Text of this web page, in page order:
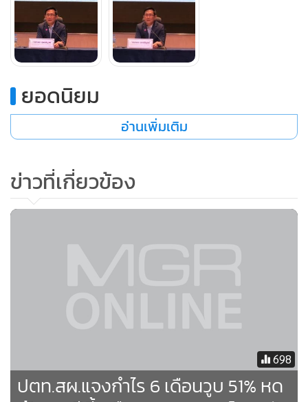
ราว 1 แสนกว่าล้านบาทหลังจากออกหุ้นกู้ก่อนหน้านี้ราว 5.7 หมี่
นล้านบาท เพียงพอต่อการลงทุน
การดำเนินธุรกิจเพื่อสร้างการเติบโตที่มั่นคง และยั่งยืน ช่วยขับ
เคลื่อนเศรษฐกิจของไทย รองรับการเปลี่ยนแปลงที่จะเกิดเป็น
Next normal ทั้งธุรกิจปัจจุบันและโอกาสการลงทุนในธุรกิจใหม่
REIMAGINE upstream ธุรกิจขั้นต้น (ธุรกิจสำรวจและผลิต
ปิโตรเลียม และก๊าซธรรมชาติ) โดยจะโฟกัสธุรกิจก๊าซธรรมชาติ
เหลว (แอลเอ็นจี) ในการขยายการทำตลาดแอลเอ็นจีในต่าง
การลงทุนซ้ำซ้อน เพื่อให้ธุรกิจการกลั่นและปิโตรเคมีสามารถ
ผ่านพ้นช่วงวัฏจักรขาลงในช่วงนี้ และ 3. REIGNITE new
business ธุรกิจใหม่ โดยลงทุนและพัฒนาธุรกิจรูปแบบใหม่และ
ยอดนิยม
อ่านเพิ่มเติม
ข่าวที่เกี่ยวข้อง
698
ปตท.สผ.แจงกำไร 6 เดือนวูบ 51% หด